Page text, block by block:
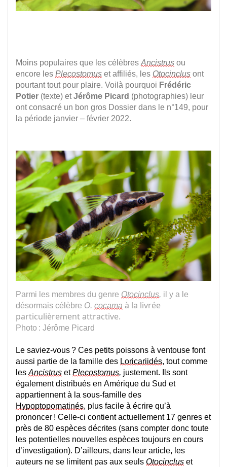
Moins populaires que les célèbres Ancistrus ou
encore les Plecostomus et affiliés, les Otocinclus ont
pourtant tout pour plaire. Voilà pourquoi Frédéric
Potier (texte) et Jérôme Picard (photographies) leur
ont consacré un bon gros Dossier dans le n°149, pour
la période janvier – février 2022.
Parmi les membres du genre Otocinclus, il y a le
désormais célèbre O. cocama à la livrée
particulièrement attractive.
Photo : Jérôme Picard
Le saviez-vous ? Ces petits poissons à ventouse font
aussi partie de la famille des Loricariidés, tout comme
les Ancistrus et Plecostomus, justement.
Ils sont
également distribués en Amérique du Sud et
appartiennent à la sous-famille des
Hypoptopomatinés, plus facile à écrire qu’à
prononcer ! Celle-ci contient actuellement 17 genres et
près de 80 espèces décrites (sans compter donc toute
les potentielles nouvelles espèces toujours en cours
d’investigation). D’ailleurs, dans leur article, les
auteurs ne se limitent pas aux seuls Otocinclus et